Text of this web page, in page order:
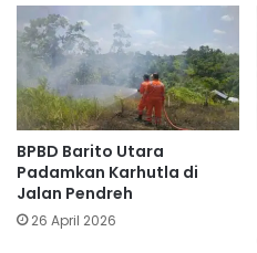
BPBD Barito Utara
Padamkan Karhutla di
Jalan Pendreh
26 April 2026